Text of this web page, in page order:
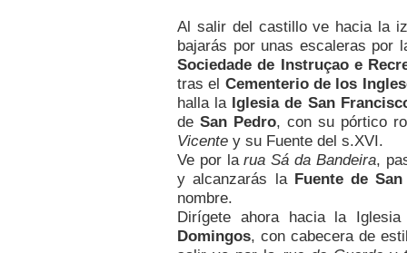
Al salir del castillo ve hacia la
bajarás por unas escaleras por
Sociedade de Instruçao e
tras el Cementerio de los
halla la Iglesia de San
de San Pedro, con su pórtico
Vicente y su Fuente del s.XVI.
Ve por larua Sá da Bandeira,
y alcanzarás laFuente de San
nombre.
Dirígete ahora hacia la
Domingos, con cabecera de